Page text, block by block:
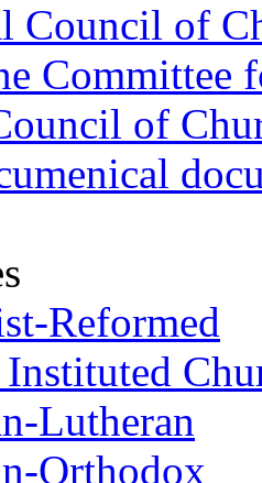
Council of
of
Reformed
Lutheran
Orthodox